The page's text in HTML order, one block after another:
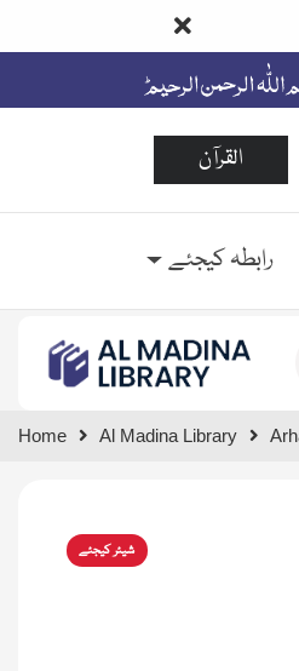
القرآن
رابطہ کیجئے
Home Al Madina Library
شیئر کیجئے